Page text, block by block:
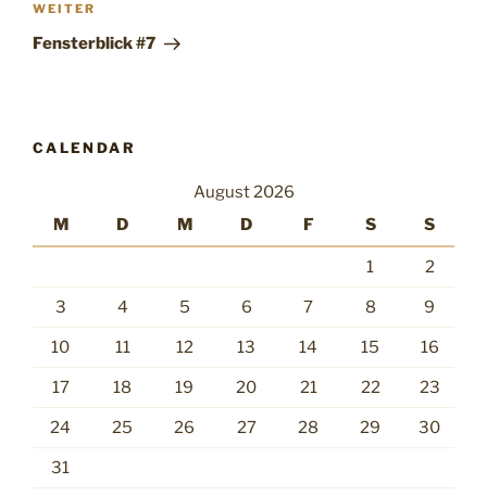
Nächster
Beitrag
WEITER
Fensterblick #7
CALENDAR
August 2026
M
D M D F S S
1 2
3 4 5 6 7 8 9
10 11 12 13 14 15 16
17 18 19 20 21 22 23
24 25 26 27 28 29 30
31